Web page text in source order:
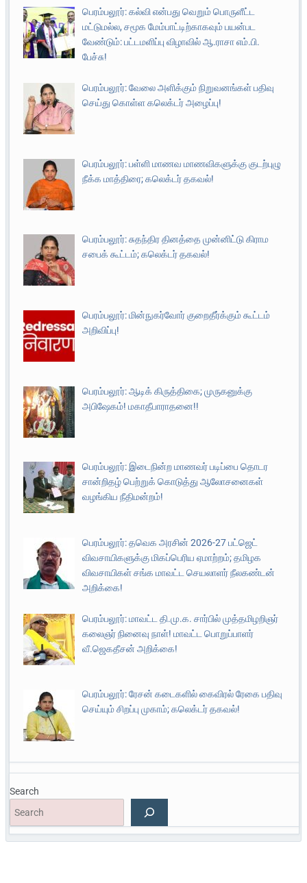
பெரம்பலூர்: கல்வி என்பது வெறும் பொருளீட்ட
மட்டுமல்ல, சமூக மேம்பாட்டிற்காகவும் பயன்பட
வேண்டும்: பட்டமளிப்பு விழாவில் ஆ.ராசா எம்.பி.
பேச்சு!
பெரம்பலூர்: வேலை அளிக்கும் நிறுவனங்கள் பதிவு
செய்து கொள்ள கலெக்டர் அழைப்பு!
பெரம்பலூர்: பள்ளி மாணவ மாணவிகளுக்கு குடற்புழு
நீக்க மாத்திரை; கலெக்டர் தகவல்!
பெரம்பலூர்: சுதந்திர தினத்தை முன்னிட்டு கிராம
சபைக் கூட்டம்; கலெக்டர் தகவல்!
பெரம்பலூர்: மின்நுகர்வோர் குறைதீர்க்கும் கூட்டம்
அறிவிப்பு!
பெரம்பலூர்: ஆடிக் கிருத்திகை; முருகனுக்கு
அபிஷேகம்! மகாதீபாராதனை!!
பெரம்பலூர்: இடைநின்ற மாணவர் படிப்பை தொடர
சான்றிதழ் பெற்றுக் கொடுத்து ஆலோசனைகள்
வழங்கிய நீதிமன்றம்!
பெரம்பலூர்: தவெக அரசின் 2026-27 பட்ஜெட்
விவசாயிகளுக்கு மிகப்பெரிய ஏமாற்றம்; தமிழக
விவசாயிகள் சங்க மாவட்ட செயலாளர் நீலகண்டன்
அறிக்கை!
பெரம்பலூர்: மாவட்ட தி.மு.க. சார்பில் முத்தமிழறிஞர்
கலைஞர் நினைவு நாள்! மாவட்ட பொறுப்பாளர்
வீ.ஜெகதீசன் அறிக்கை!
பெரம்பலூர்: ரேசன் கடைகளில் கைவிரல் ரேகை பதிவு
செய்யும் சிறப்பு முகாம்; கலெக்டர் தகவல்!
Search